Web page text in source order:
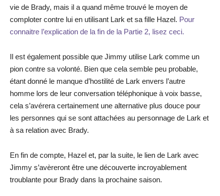
vie de Brady, mais il a quand même trouvé le moyen de
comploter contre lui en utilisant Lark et sa fille Hazel. Pour
connaitre l’explication de la fin de la Partie 2, lisez ceci.
Il est également possible que Jimmy utilise Lark comme un
pion contre sa volonté. Bien que cela semble peu probable,
étant donné le manque d’hostilité de Lark envers l’autre
homme lors de leur conversation téléphonique à voix basse,
cela s’avérera certainement une alternative plus douce pour
les personnes qui se sont attachées au personnage de Lark et
à sa relation avec Brady.
En fin de compte, Hazel et, par la suite, le lien de Lark avec
Jimmy s’avèreront être une découverte incroyablement
troublante pour Brady dans la prochaine saison.